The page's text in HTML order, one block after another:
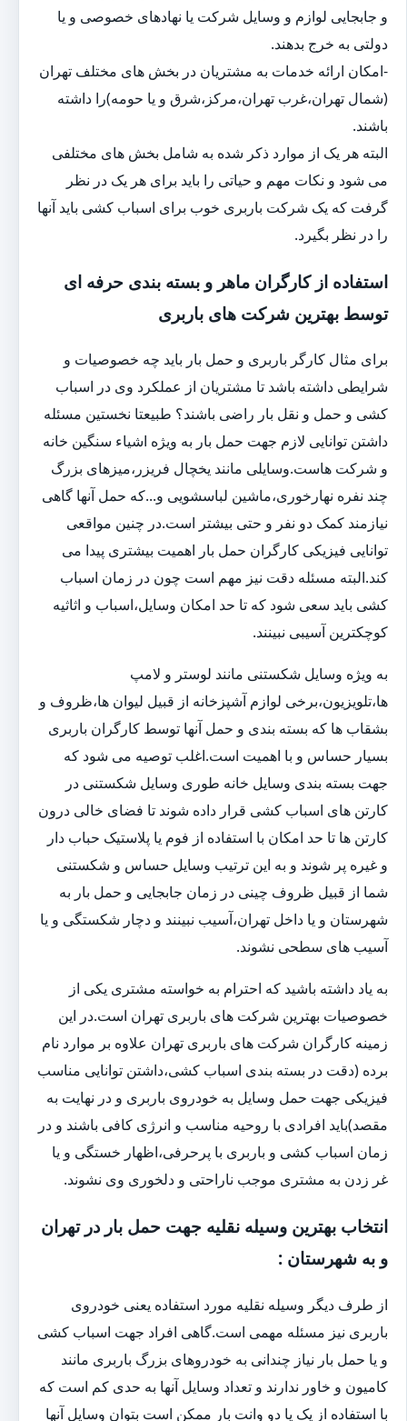
و جابجایی لوازم و وسایل شرکت یا نهادهای خصوصی و یا
دولتی به خرج بدهند.
-امکان ارائه خدمات به مشتریان در بخش های مختلف تهران
(شمال تهران،غرب تهران،مرکز،شرق و یا حومه)را داشته
باشند.
البته هر یک از موارد ذکر شده به شامل بخش های مختلفی
می شود و نکات مهم و حیاتی را باید برای هر یک در نظر
گرفت که یک شرکت باربری خوب برای اسباب کشی باید آنها
را در نظر بگیرد.
استفاده از کارگران ماهر و بسته بندی حرفه ای
توسط بهترین شرکت های باربری
برای مثال کارگر باربری و حمل بار باید چه خصوصیات و
شرایطی داشته باشد تا مشتریان از عملکرد وی در اسباب
کشی و حمل و نقل بار راضی باشند؟ طبیعتا نخستین مسئله
داشتن توانایی لازم جهت حمل بار به ویژه اشیاء سنگین خانه
و شرکت هاست.وسایلی مانند یخچال فریزر،میزهای بزرگ
چند نفره نهارخوری،ماشین لباسشویی و...که حمل آنها گاهی
نیازمند کمک دو نفر و حتی بیشتر است.در چنین مواقعی
توانایی فیزیکی کارگران حمل بار اهمیت بیشتری پیدا می
کند.البته مسئله دقت نیز مهم است چون در زمان اسباب
کشی باید سعی شود که تا حد امکان وسایل،اسباب و اثاثیه
کوچکترین آسیبی نبینند.
به ویژه وسایل شکستنی مانند لوستر و لامپ
ها،تلویزیون،برخی لوازم آشپزخانه از قبیل لیوان ها،ظروف و
بشقاب ها که بسته بندی و حمل آنها توسط کارگران باربری
بسیار حساس و با اهمیت است.اغلب توصیه می شود که
جهت بسته بندی وسایل خانه طوری وسایل شکستنی در
کارتن های اسباب کشی قرار داده شوند تا فضای خالی درون
کارتن ها تا حد امکان با استفاده از فوم یا پلاستیک حباب دار
و غیره پر شوند و به این ترتیب وسایل حساس و شکستنی
شما از قبیل ظروف چینی در زمان جابجایی و حمل بار به
شهرستان و یا داخل تهران،آسیب نبینند و دچار شکستگی و یا
آسیب های سطحی نشوند.
به یاد داشته باشید که احترام به خواسته مشتری یکی از
خصوصیات بهترین شرکت های باربری تهران است.در این
زمینه کارگران شرکت های باربری تهران علاوه بر موارد نام
برده (دقت در بسته بندی اسباب کشی،داشتن توانایی مناسب
فیزیکی جهت حمل وسایل به خودروی باربری و در نهایت به
مقصد)باید افرادی با روحیه مناسب و انرژی کافی باشند و در
زمان اسباب کشی و باربری با پرحرفی،اظهار خستگی و یا
غر زدن به مشتری موجب ناراحتی و دلخوری وی نشوند.
انتخاب بهترین وسیله نقلیه جهت حمل بار در تهران
و به شهرستان :
از طرف دیگر وسیله نقلیه مورد استفاده یعنی خودروی
باربری نیز مسئله مهمی است.گاهی افراد جهت اسباب کشی
و یا حمل بار نیاز چندانی به خودروهای بزرگ باربری مانند
کامیون و خاور ندارند و تعداد وسایل آنها به حدی کم است که
با استفاده از یک یا دو وانت بار ممکن است بتوان وسایل آنها